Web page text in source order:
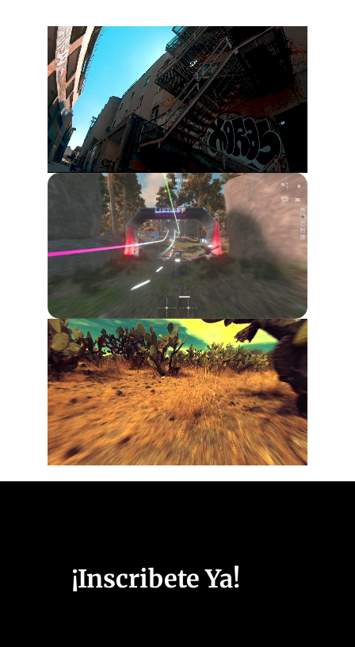
¡Inscribete Ya!